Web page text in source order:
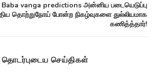
Baba vanga predictions அன்னிய படையெடுப்பு
தொற்றுநோய் போன்ற நிகழ்வுகளை துல்லியமாக
கணித்த்தார்!
தொடர்புடைய செய்திகள்